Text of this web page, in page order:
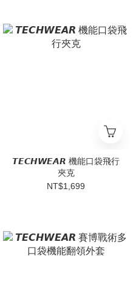
𝙏𝙀𝘾𝙃𝙒𝙀𝘼𝙍 機能口袋飛行
夾克
NT$1,699